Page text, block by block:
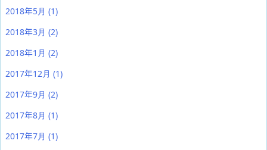
2018年5月 (1)
2018年3月 (2)
2018年1月 (2)
2017年12月 (1)
2017年9月 (2)
2017年8月 (1)
2017年7月 (1)